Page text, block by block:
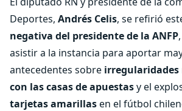
Deportes, Andrés Celis, se refirió
negativa del presidente de la ANFP,
asistir a la instancia para aportar
antecedentes sobre irregularidades
con las casas de apuestasy el
tarjetas amarillasen el fútbol